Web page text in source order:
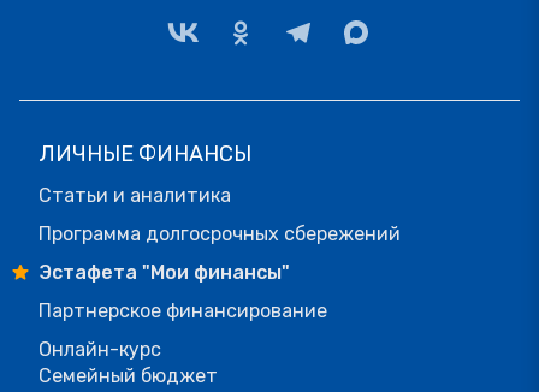
ЛИЧНЫЕ ФИНАНСЫ
Статьи и аналитика
Программа долгосрочных сбережений
Эстафета "Мои финансы"
Партнерское финансирование
Онлайн-курс
Семейный бюджет